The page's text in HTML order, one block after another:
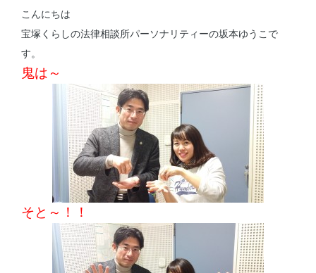
こんにちは
宝塚くらしの法律相談所パーソナリティーの坂本ゆうこで
す。
鬼は～
そと～！！